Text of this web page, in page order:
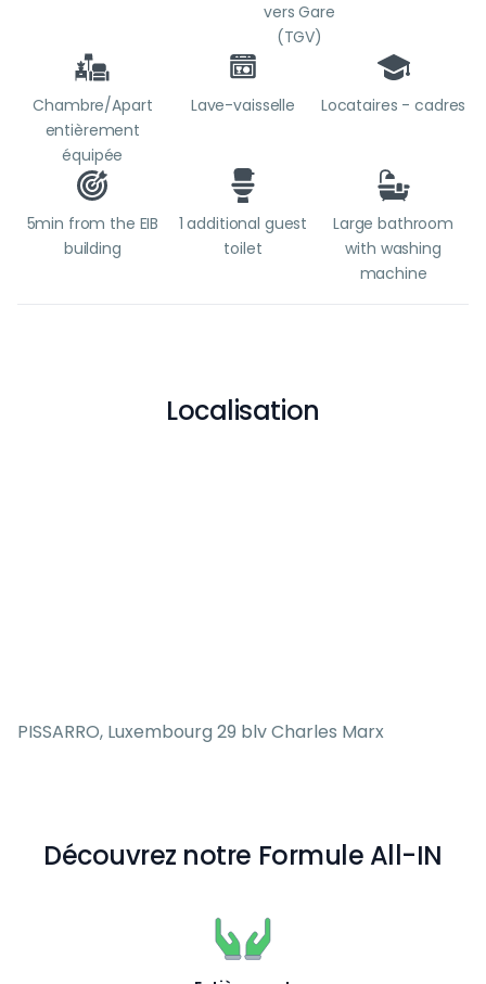
vers Gare
(TGV)
Chambre/Apart
entièrement
équipée
Lave-vaisselle Locataires - cadres
5min from the EIB
building
1 additional guest
toilet
Large bathroom
with washing
machine
Localisation
PISSARRO, Luxembourg 29 blv Charles Marx
Découvrez notre Formule All-IN